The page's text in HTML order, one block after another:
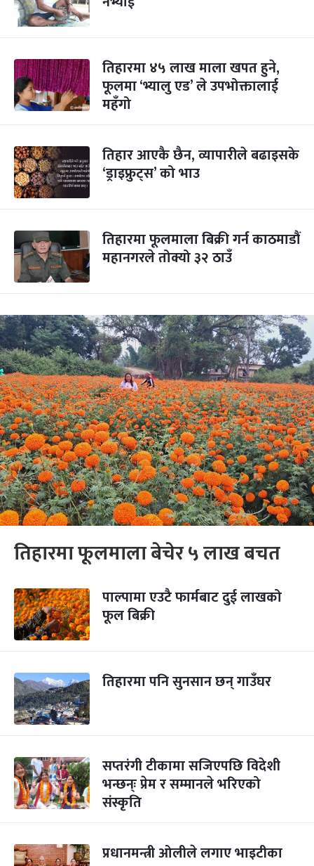
तिहारमा ४५ लाख माला खपत हुने,
फूलमा ‘भ्यालु एड’ ले उपभोक्तालाई
महँगो
तिहार आएकै छैन, व्यापारीले बढाइसके
‘ड्राइफ्रुट्स’ को भाउ
तिहारमा फूलमाला बिक्री गर्न काठमाडौं
महानगरले तोक्यो ३२ ठाउँ
तिहारमा फूलमाला बेचेर ५ लाख बचत
पाल्पामा एउटै फार्मबाट दुई लाखको
फूल बिक्री
तिहारमा पनि सुनसान छन् गाउँघर
सप्तरंगी टीकामा सजिएपछि विदेशी
भन्छन्ः प्रेम र सम्मानले भरिएको
संस्कृति
प्रधानमन्त्री ओलीले लगाए भाइटीका